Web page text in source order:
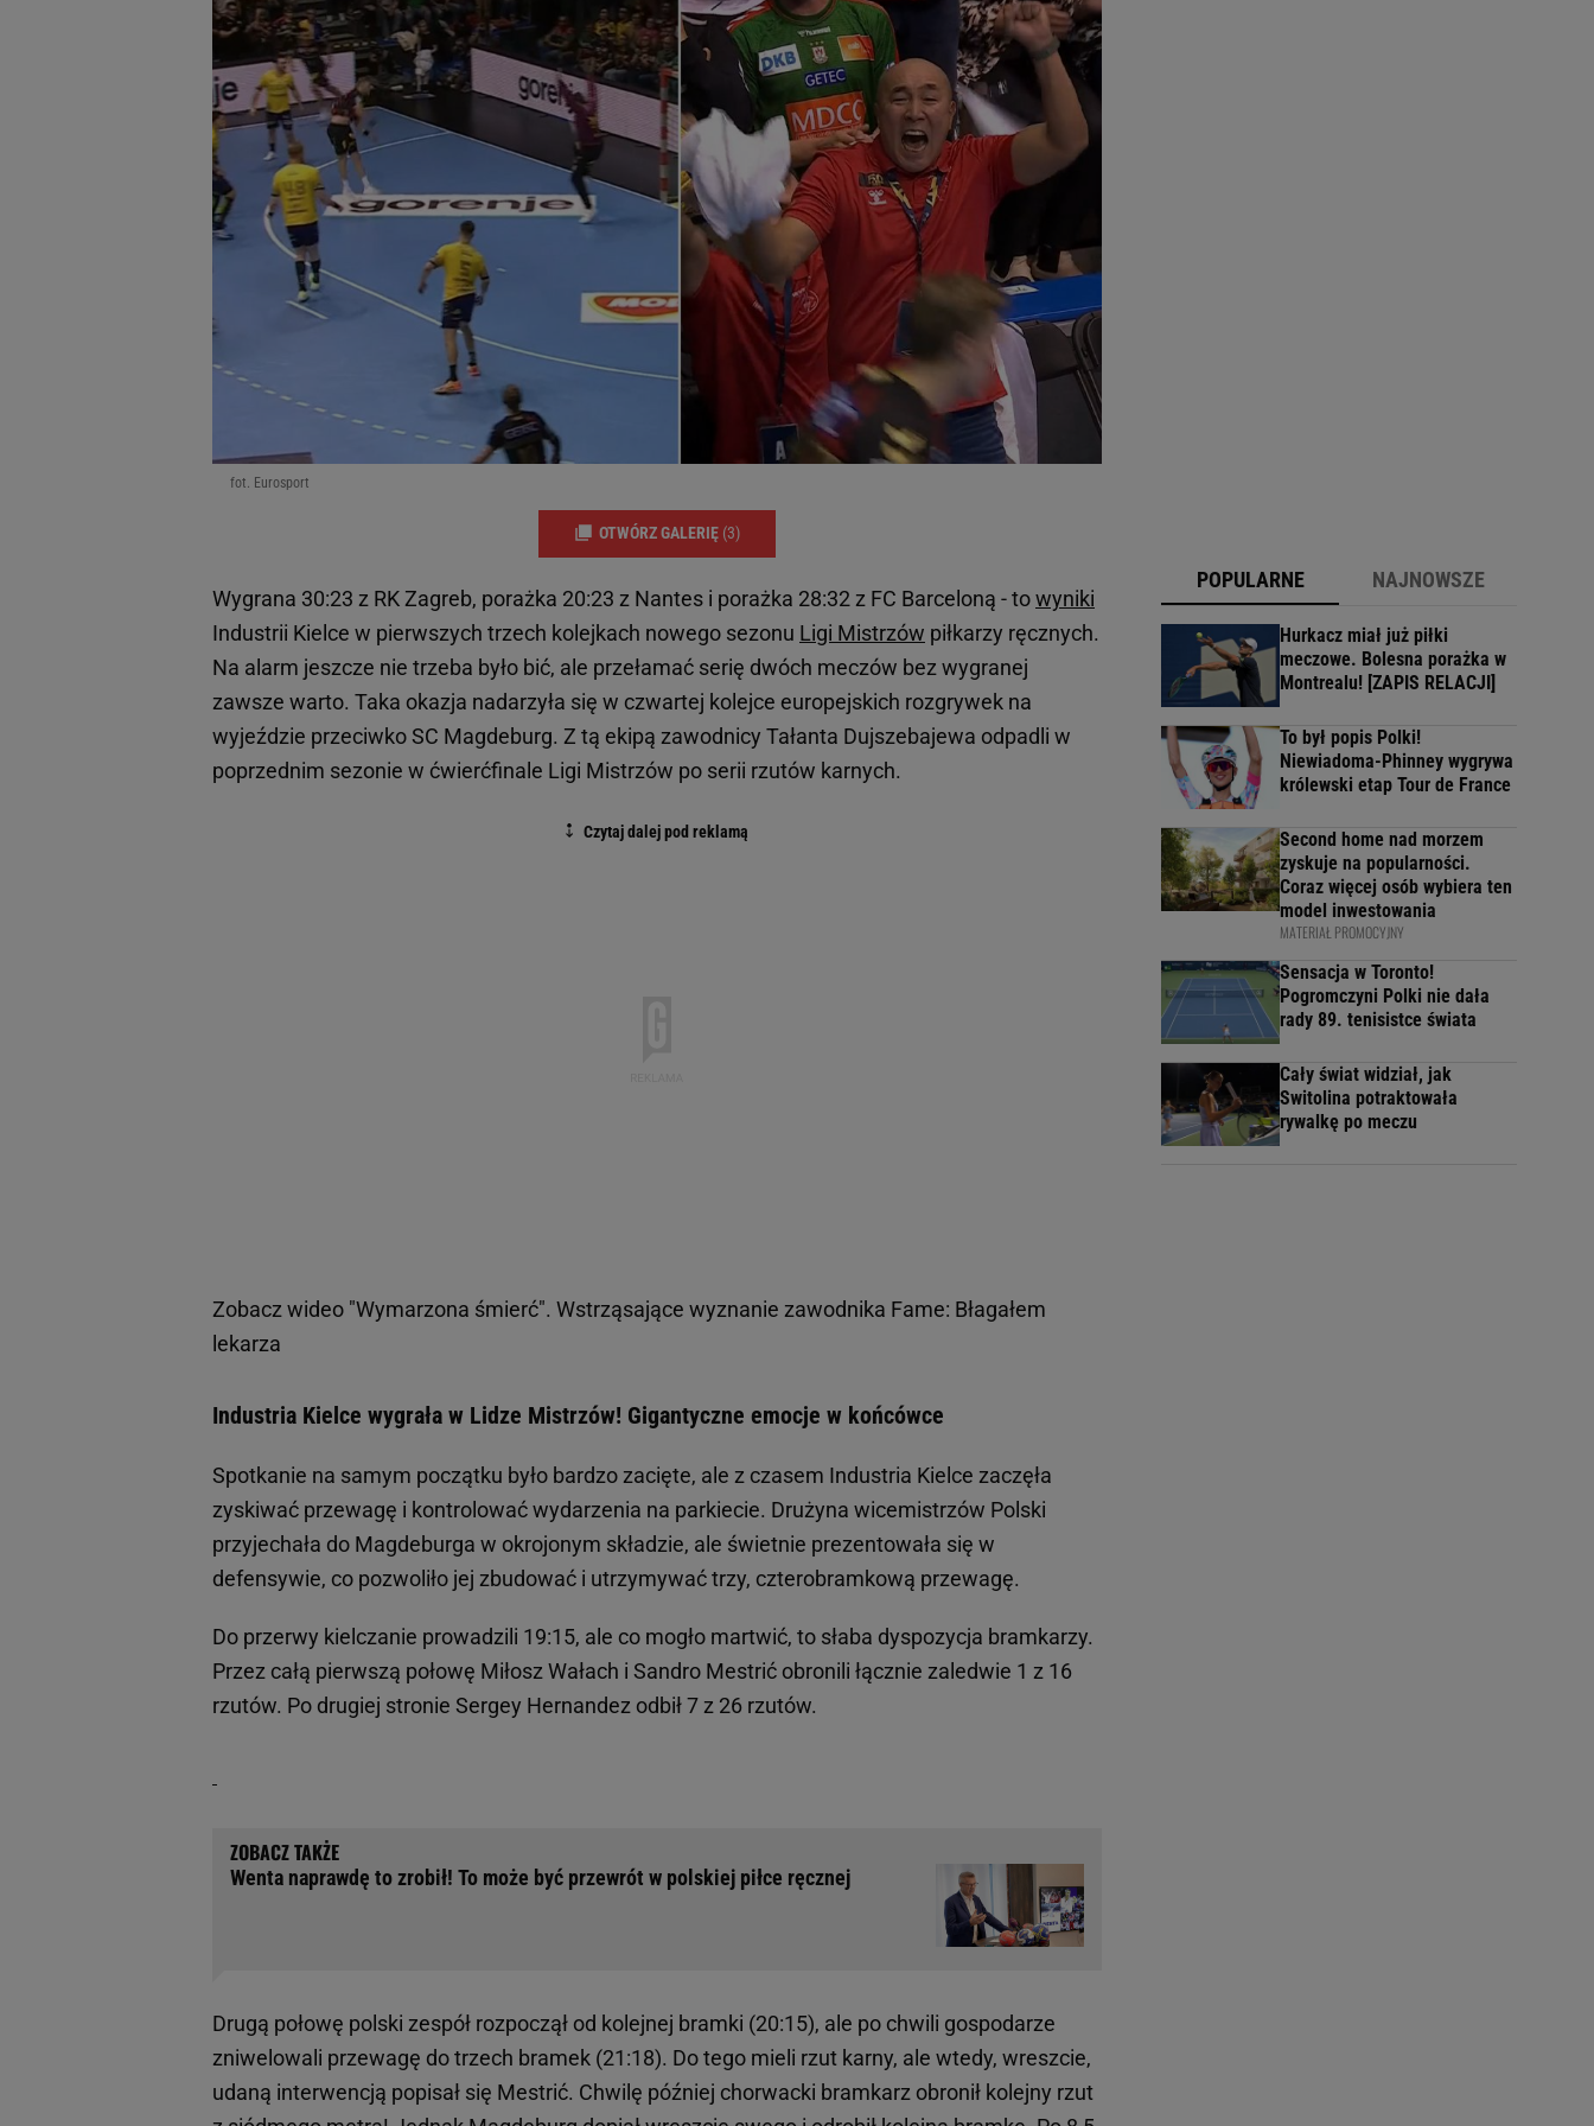
fot. Eurosport
OTWÓRZ GALERIĘ (3)
Wygrana 30:23 z RK Zagreb, porażka 20:23 z Nantes i porażka 28:32 z FC Barceloną - towyniki
Industrii Kielce w pierwszych trzech kolejkach nowego sezonu Ligi Mistrzów piłkarzy ręcznych.
Na alarm jeszcze nie trzeba było bić, ale przełamać serię dwóch meczów bez wygranej
zawsze warto. Taka okazja nadarzyła się w czwartej kolejce europejskich rozgrywek na
wyjeździe przeciwko SC Magdeburg. Z tą ekipą zawodnicy Tałanta Dujszebajewa odpadli w
poprzednim sezonie w ćwierćfinale Ligi Mistrzów po serii rzutów karnych.
Zobacz wideo "Wymarzona śmierć". Wstrząsające wyznanie zawodnika Fame: Błagałem
lekarza
Industria Kielce wygrała w Lidze Mistrzów! Gigantyczne emocje w końcówce
Spotkanie na samym początku było bardzo zacięte, ale z czasem Industria Kielce zaczęła
zyskiwać przewagę i kontrolować wydarzenia na parkiecie. Drużyna wicemistrzów Polski
przyjechała do Magdeburga w okrojonym składzie, ale świetnie prezentowała się w
defensywie, co pozwoliło jej zbudować i utrzymywać trzy, czterobramkową przewagę.
Do przerwy kielczanie prowadzili 19:15, ale co mogło martwić, to słaba dyspozycja bramkarzy.
Przez całą pierwszą połowę Miłosz Wałach i Sandro Mestrić obronili łącznie zaledwie 1 z 16
rzutów. Po drugiej stronie Sergey Hernandez odbił 7 z 26 rzutów.
Wenta naprawdę to zrobił! To może być przewrót w polskiej piłce ręcznej
Drugą połowę polski zespół rozpoczął od kolejnej bramki (20:15), ale po chwili gospodarze
zniwelowali przewagę do trzech bramek (21:18). Do tego mieli rzut karny, ale wtedy, wreszcie,
udaną interwencją popisał się Mestrić. Chwilę później chorwacki bramkarz obronił kolejny rzut
POPULARNE NAJNOWSZE
Hurkacz miał już piłki
meczowe. Bolesna porażka w
Montrealu! [ZAPIS RELACJI]
To był popis Polki!
Niewiadoma-Phinney wygrywa
królewski etap Tour de France
Second home nad morzem
zyskuje na popularności.
Coraz więcej osób wybiera ten
model inwestowania
MATERIAŁ PROMOCYJNY
Sensacja w Toronto!
Pogromczyni Polki nie dała
rady 89. tenisistce świata
Cały świat widział, jak
Switolina potraktowała
rywalkę po meczu